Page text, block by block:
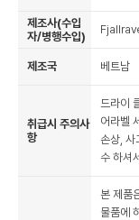
제조사(수입
자/병행수입)
제조국 베트남
취급시 주의사
항
드라이
어라벨
손상, 사
수 하셔
본 제품
물품에